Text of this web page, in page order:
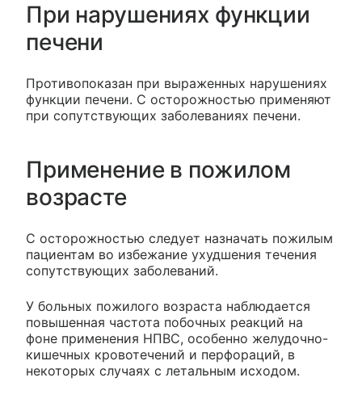
При нарушениях функции
печени
Противопоказан при выраженных нарушениях
функции печени. С осторожностью применяют
при сопутствующих заболеваниях печени.
Применение в пожилом
возрасте
С осторожностью следует назначать пожилым
пациентам во избежание ухудшения течения
сопутствующих заболеваний.
У больных пожилого возраста наблюдается
повышенная частота побочных реакций на
фоне применения НПВС, особенно желудочно-
кишечных кровотечений и перфораций, в
некоторых случаях с летальным исходом.